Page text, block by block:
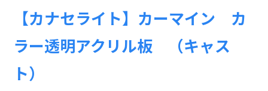
【カナセライト】カーマイン カ
ラー透明アクリル板 （キャス
ト）